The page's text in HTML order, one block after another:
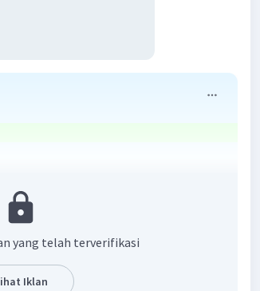
partikel koloid dari partikel yang lebih
cara melewatkan koloid melalui
partikel koloid berdasarkan
yang telah terverifikasi
Iklan